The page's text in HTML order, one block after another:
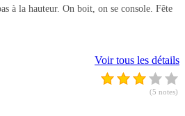
à la hauteur. On boit, on se console. Fête
Voir tous les détails
(5 notes)